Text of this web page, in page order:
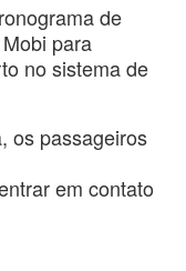
de
para
no sistema de
os passageiros
em contato